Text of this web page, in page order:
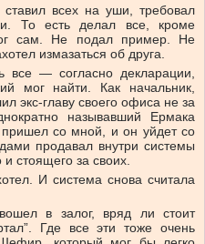
всех на уши, требовал
То есть делал все, кроме
сам. Не подал пример. Не
измазаться об друга.
все — согласно декларации,
мог найти. Как начальник,
экс-главу своего офиса не за
называвший Ермака
со мной, и он уйдет со
продавал внутри системы
стоящего за своих.
И система снова считала
в залог, вряд ли стоит
Где все эти тоже очень